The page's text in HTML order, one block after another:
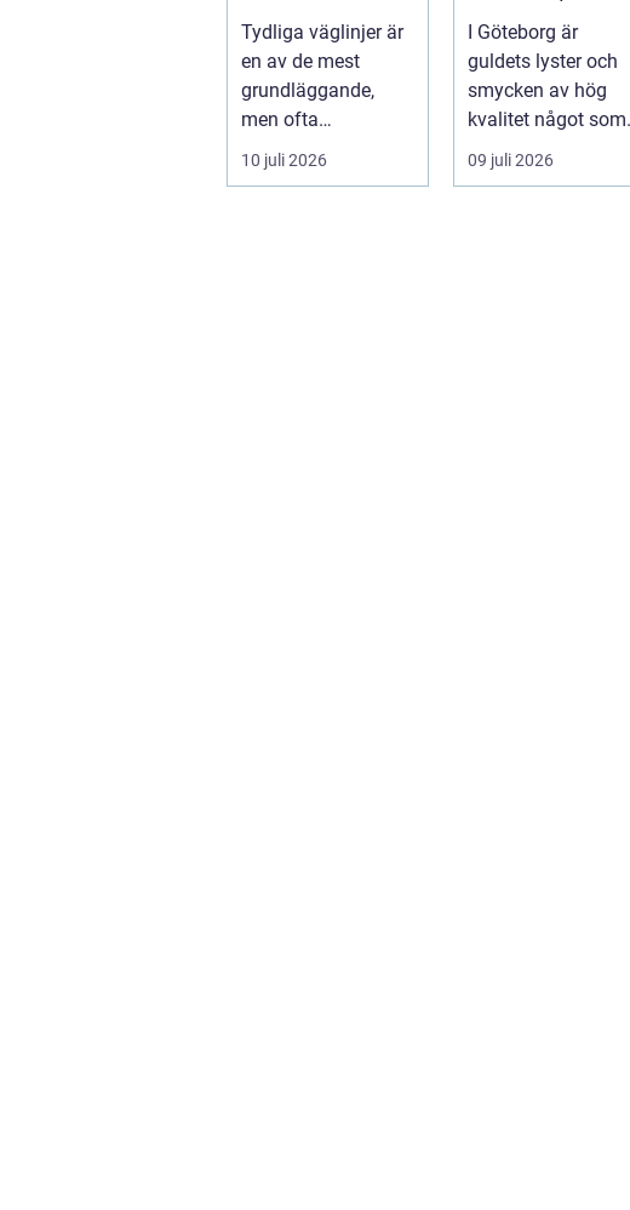
i trafiken
Tydliga väglinjer är
en av de mest
grundläggande,
men ofta
underskattade,
delarna i
10 juli 2026
kvalitet och
personlig
service
I Göteborg är
guldets lyster och
smycken av hög
kvalitet något som
lockar många. En
guldsmed i Göteb...
09 juli 2026